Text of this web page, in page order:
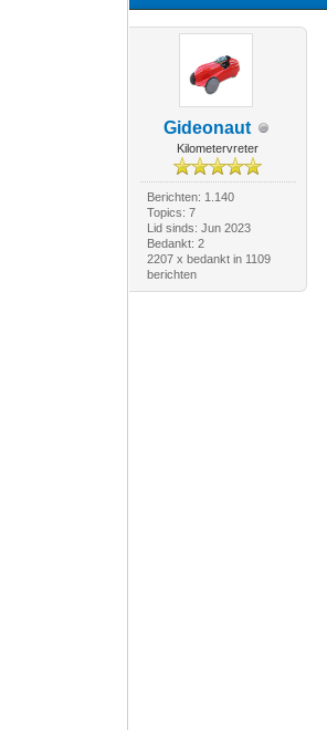
Gideonaut
Kilometervreter
Berichten: 1.140
Topics: 7
Lid sinds: Jun 2023
Bedankt: 2
2207 x bedankt in 1109
berichten